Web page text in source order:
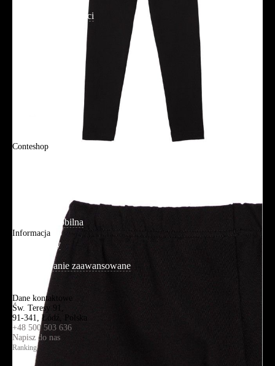
Polityka prywatności
Conteshop
Aplikacja mobilna
Informacja
Mapa strony
Wyszukiwanie zaawansowane
Dane kontaktowe
Św. Teresy 91,
91-341, Łódź, Polska
+48 500 503 636
Napisz do nas
Ranking